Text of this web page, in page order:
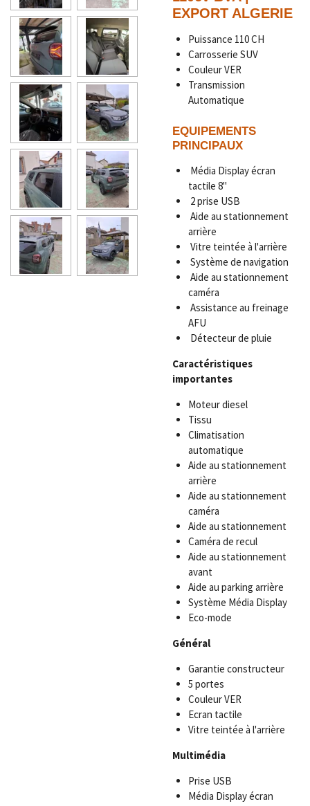
EXPORT ALGERIE
Puissance 110 CH
Carrosserie SUV
Couleur VER
Transmission
Automatique
EQUIPEMENTS
PRINCIPAUX
Média Display écran
tactile 8''
2 prise USB
Aide au stationnement
arrière
Vitre teintée à l'arrière
Système de navigation
Aide au stationnement
caméra
Assistance au freinage
AFU
Détecteur de pluie
Caractéristiques
importantes
Moteur diesel
Tissu
Climatisation
automatique
Aide au stationnement
arrière
Aide au stationnement
caméra
Aide au stationnement
Caméra de recul
Aide au stationnement
avant
Aide au parking arrière
Système Média Display
Eco-mode
Général
Garantie constructeur
5 portes
Couleur VER
Ecran tactile
Vitre teintée à l'arrière
Multimédia
Prise USB
Média Display écran